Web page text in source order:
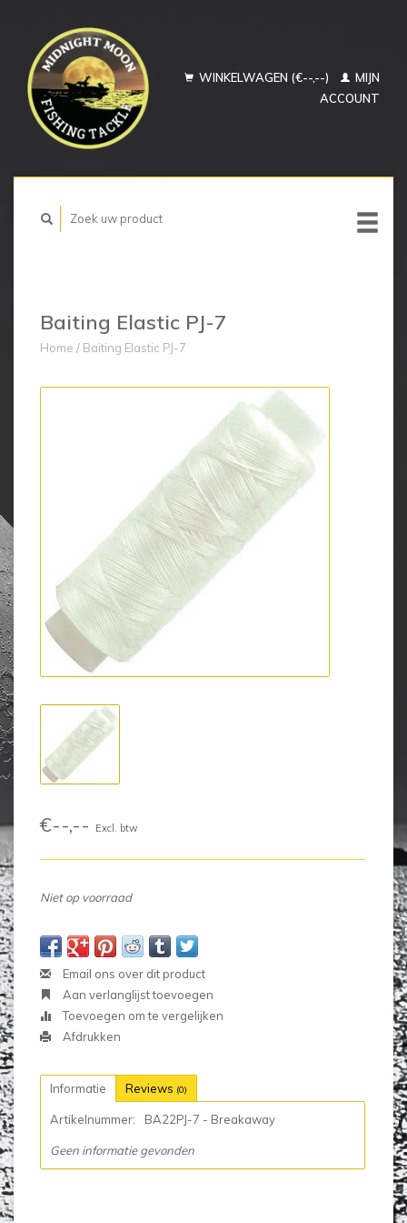
WINKELWAGEN (€--,--)
MIJN
ACCOUNT
Baiting Elastic PJ-7
Home / Baiting Elastic PJ-7
€--,-- Excl. btw
Niet op voorraad
Email ons over dit product
Aan verlanglijst toevoegen
Toevoegen om te vergelijken
Afdrukken
Informatie Reviews (0)
Artikelnummer: BA22PJ-7 - Breakaway
Geen informatie gevonden